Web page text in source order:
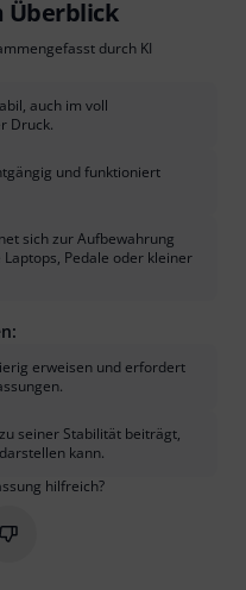
Überblick
durch KI
auch im voll
Druck.
und funktioniert
sich zur Aufbewahrung
Pedale oder kleiner
erweisen und erfordert
seiner Stabilität beiträgt,
kann.
hilfreich?
Sie diese
Markieren Sie diese